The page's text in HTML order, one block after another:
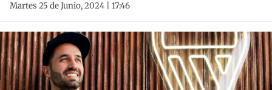
Martes 25 de Junio, 2024 | 17:46